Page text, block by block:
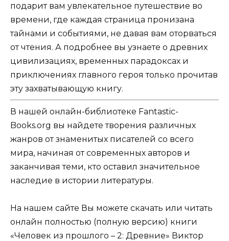
подарит вам увлекательное путешествие во
времени, где каждая страница пронизана
тайнами и событиями, не давая вам оторваться
от чтения. А подробнее вы узнаете о древних
цивилизациях, временных парадоксах и
приключениях главного героя только прочитав
эту захватывающую книгу.
В нашей онлайн-библиотеке Fantastic-
Books.org вы найдете творения различных
жанров от знаменитых писателей со всего
мира, начиная от современных авторов и
заканчивая теми, кто оставил значительное
наследие в истории литературы.
На нашем сайте Вы можете скачать или читать
онлайн полностью (полную версию) книги
«Человек из прошлого – 2: Древние» Виктор